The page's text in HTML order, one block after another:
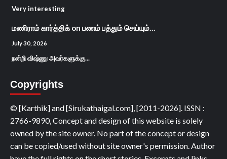
Very interesting
மணிராம் கார்த்திக்on பணம் பத்தும் செய்யும்…
July 30, 2026
நன்றி விஷ்ணு அவர்களுக்கு...
Copyrights
© [Karthik] and [Sirukathaigal.com], [2011-2026]. ISSN :
2766-9890, Concept and design of this website is solely
owned by the site owner. No part of the concept or design
can be copied/used without site owner's permission. Author